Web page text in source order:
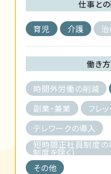
仕事と
育児 介護
働き
時間外労働の削減
副業・兼業
フレ
テレワークの導入
短時間正社員制度の
制度を除く）
その他